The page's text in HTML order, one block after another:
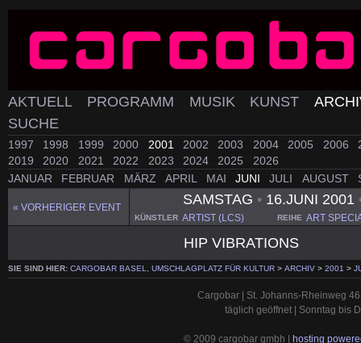
AKTUELL PROGRAMM MUSIK KUNST
SUCHE
1997 1998 1999 2000 2001 2002 2003 2004 2005 2006
2019
2020 2021 2022 2023 2024 2025
2026
JANUAR
FEBRUAR MÄRZ APRIL MAI JUNI JULI AUGUST
« VORHERIGER EVENT
SAMSTAG •16.JUNI 2001
KÜNSTLER ARTIST (LCS) REIHE ART
HIP VIBRATIONS
SIE SIND HIER: CARGOBAR BASEL, UMSCHLAGPLATZ FÜR KULTUR > ARCHIV > 2001 >
Cargobar | St. Johanns-Rheinweg
täglich geöffnet | Sonntag bis
© 2009 cargobar gmbh | hosting